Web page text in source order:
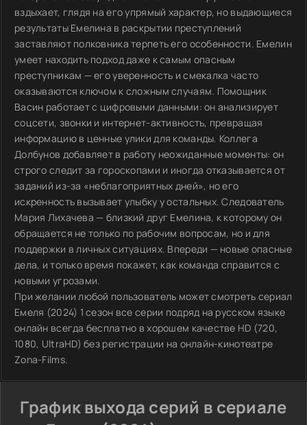
вздыхает, глядя на его упрямый характер, но выдающиеся
результаты Емелина в раскрытии преступлений
заставляют полковника терпеть его особенности. Емелин
умеет находить подход даже к самым опасным
преступникам — его уверенность и смекалка часто
оказываются ключом к сложным случаям. Помощник
Васин работает с цифровыми данными: он анализирует
соцсети, звонки и интернет-активность, превращая
информацию в ценные улики для команды. Коллега
Долбунов добавляет в работу неожиданные моменты: он
строго следит за гороскопами и иногда отказывается от
заданий из-за «неблагоприятных дней», но его
искренность вызывает улыбку у остальных. Следователь
Мария Лихачева — близкий друг Емелина, к которому он
обращается не только по рабочим вопросам, но и для
поддержки в личных ситуациях. Впереди — новые опасные
дела, и только время покажет, как команда справится с
новыми угрозами.
При желании любой пользователь может смотреть сериал
Емеля (2024) 1 сезон все серии подряд на русском языке
онлайн всегда бесплатно в хорошем качестве HD (720,
1080, UltraHD) без регистрации на онлайн-кинотеатре
Zona-Films.
График выхода серий в сериале